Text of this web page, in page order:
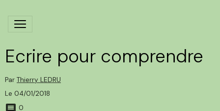
Ecrire pour comprendre
Par Thierry LEDRU
Le 04/01/2018
0